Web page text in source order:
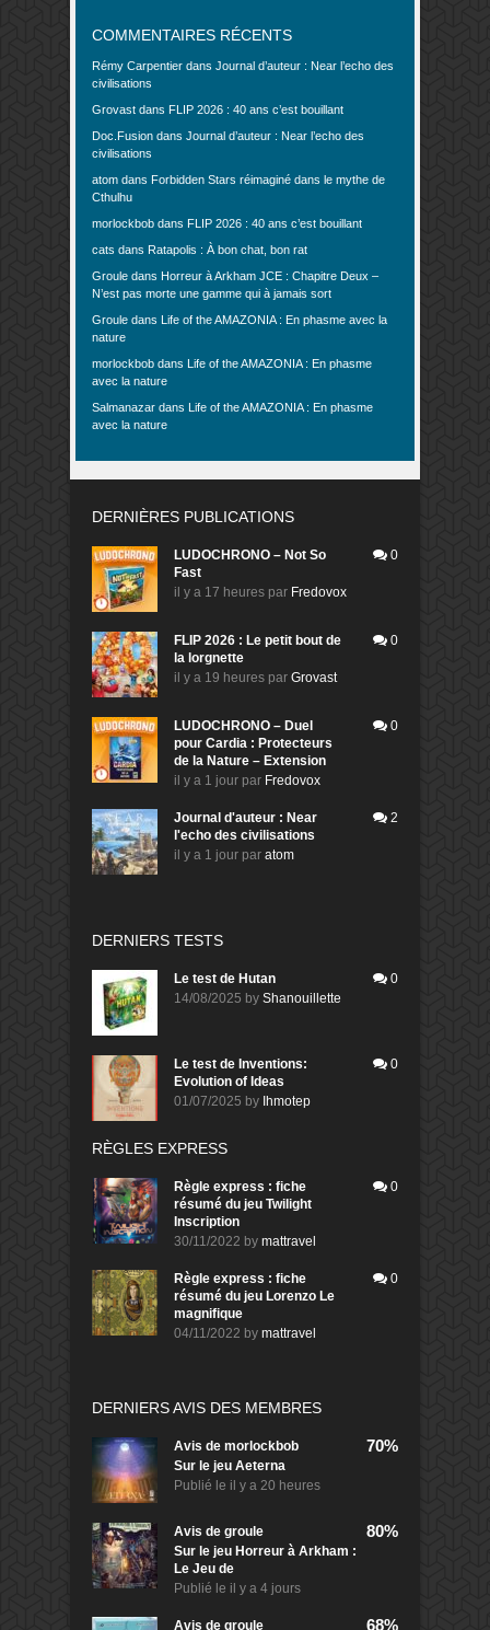
COMMENTAIRES RÉCENTS
Rémy Carpentier dans Journal d’auteur : Near l’echo des
civilisations
Grovast dans FLIP 2026 : 40 ans c’est bouillant
Doc.Fusion dans Journal d’auteur : Near l’echo des
civilisations
atom dans Forbidden Stars réimaginé dans le mythe de
Cthulhu
morlockbob dans FLIP 2026 : 40 ans c’est bouillant
cats dans Ratapolis : À bon chat, bon rat
Groule dans Horreur à Arkham JCE : Chapitre Deux –
N’est pas morte une gamme qui à jamais sort
Groule dans Life of the AMAZONIA : En phasme avec la
nature
morlockbob dans Life of the AMAZONIA : En phasme
avec la nature
Salmanazar dans Life of the AMAZONIA : En phasme
avec la nature
DERNIÈRES PUBLICATIONS
LUDOCHRONO – Not So
Fast
il y a 17 heures par Fredovox
0
FLIP 2026 : Le petit bout de
la lorgnette
il y a 19 heures par Grovast
0
LUDOCHRONO – Duel
pour Cardia : Protecteurs
de la Nature – Extension
il y a 1 jour par Fredovox
0
Journal d'auteur : Near
l'echo des civilisations
il y a 1 jour par atom
2
DERNIERS TESTS
Le test de Hutan
14/08/2025 by Shanouillette
0
Le test de Inventions:
Evolution of Ideas
01/07/2025 by Ihmotep
0
RÈGLES EXPRESS
Règle express : fiche
résumé du jeu Twilight
Inscription
30/11/2022 by mattravel
0
Règle express : fiche
résumé du jeu Lorenzo Le
magnifique
04/11/2022 by mattravel
0
DERNIERS AVIS DES MEMBRES
Avis de morlockbob
Sur le jeu Aeterna
Publié le il y a 20 heures
70%
Avis de groule
Sur le jeu Horreur à Arkham :
Le Jeu de
Publié le il y a 4 jours
80%
Avis de groule 68%